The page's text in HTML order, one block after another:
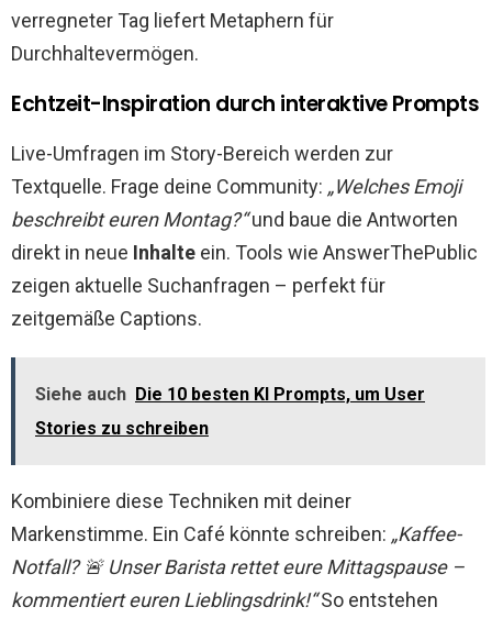
verregneter Tag liefert Metaphern für
Durchhaltevermögen.
Echtzeit-Inspiration durch interaktive Prompts
Live-Umfragen im Story-Bereich werden zur
Textquelle. Frage deine Community: „Welches Emoji
beschreibt euren Montag?“und baue die Antworten
direkt in neue Inhalte ein. Tools wie AnswerThePublic
zeigen aktuelle Suchanfragen – perfekt für
zeitgemäße Captions.
Siehe auch Die 10 besten KI Prompts, um User
Stories zu schreiben
Kombiniere diese Techniken mit deiner
Markenstimme. Ein Café könnte schreiben: „Kaffee-
Notfall? 🚨 Unser Barista rettet eure Mittagspause –
kommentiert euren Lieblingsdrink!“So entstehen